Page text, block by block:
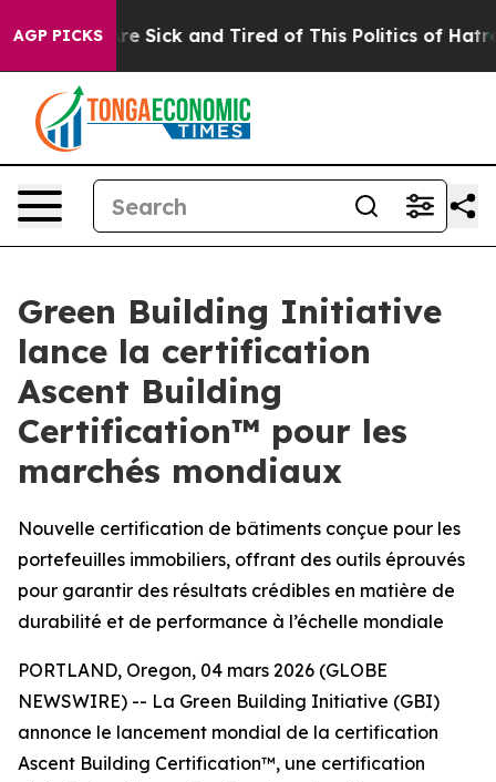
AGP PICKSAre Sick and Tired of This Politics of Hatred”
Green Building Initiative
lance la certification
Ascent Building
Certification™ pour les
marchés mondiaux
Nouvelle certification de bâtiments conçue pour les
portefeuilles immobiliers, offrant des outils éprouvés
pour garantir des résultats crédibles en matière de
durabilité et de performance à l’échelle mondiale
PORTLAND, Oregon, 04 mars 2026 (GLOBE
NEWSWIRE) -- La Green Building Initiative (GBI)
annonce le lancement mondial de la certification
Ascent Building Certification™, une certification